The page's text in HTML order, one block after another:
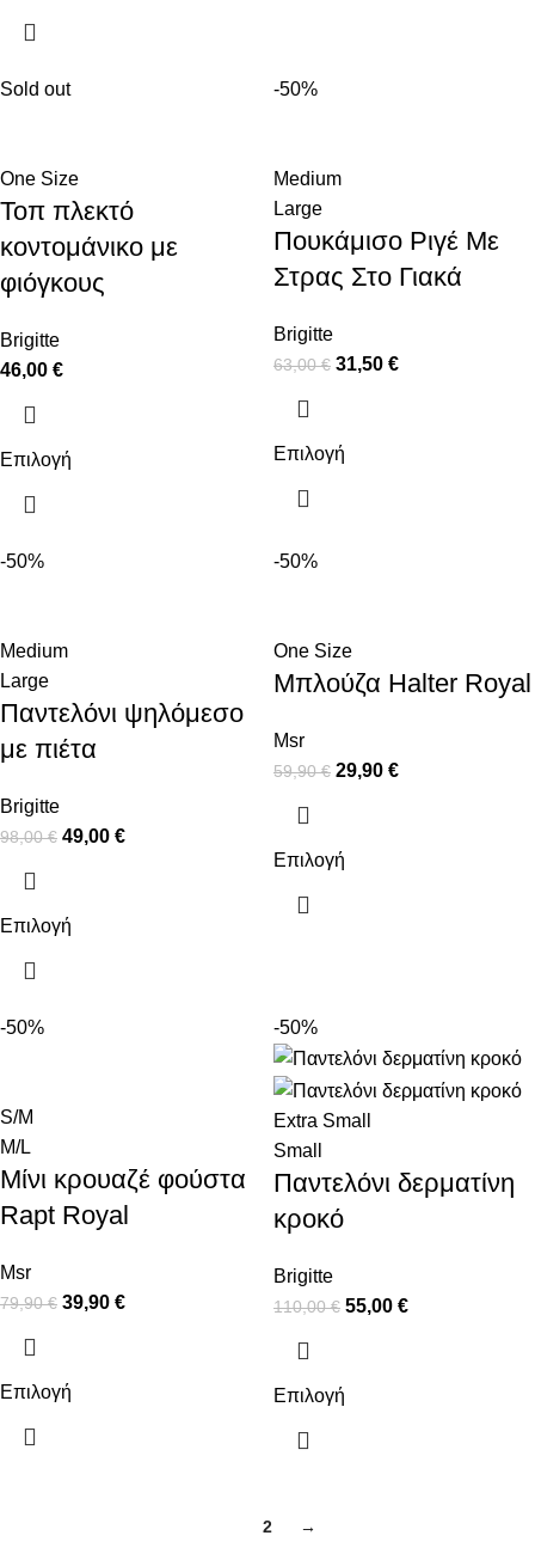
Sold out
One Size
Τοπ πλεκτό
κοντομάνικο με
φιόγκους
Brigitte
46,00 €
Επιλογή
-50%
Medium
Large
Πουκάμισο Ριγέ Με
Στρας Στο Γιακά
Brigitte
63,00€ 31,50 €
Επιλογή
-50%
Medium
Large
Παντελόνι ψηλόμεσο
με πιέτα
Brigitte
98,00€ 49,00 €
Επιλογή
-50%
One Size
Μπλούζα Halter Royal
Msr
59,90€ 29,90 €
Επιλογή
-50%
S/M
M/L
Μίνι κρουαζέ φούστα
Rapt Royal
Msr
79,90€ 39,90 €
Επιλογή
-50%
Extra Small
Small
Παντελόνι δερματίνη
κροκό
Brigitte
110,00€ 55,00 €
Επιλογή
2 →